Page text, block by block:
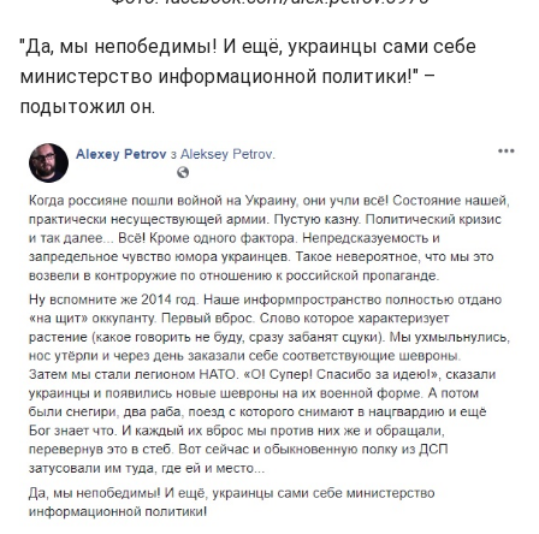
"Да, мы непобедимы! И ещё, украинцы сами себе
министерство информационной политики!" –
подытожил он.